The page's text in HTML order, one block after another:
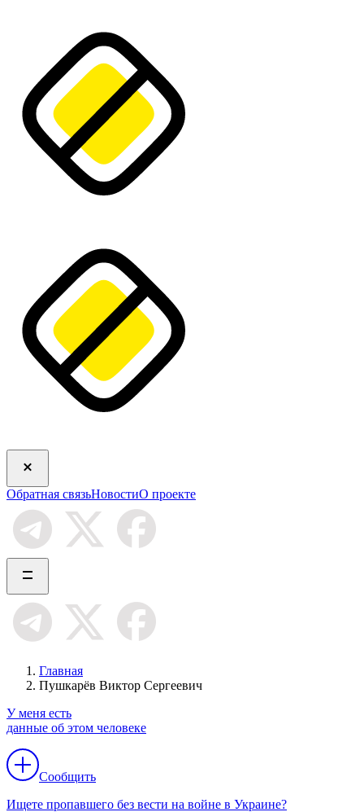
Обратная связьНовостиО проекте
Главная
Пушкарёв Виктор Сергеевич
У меня есть
данные об этом человеке
Сообщить
Ищете пропавшего без вести на войне в Украине?